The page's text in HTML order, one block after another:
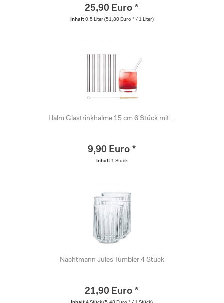
25,90 Euro *
Inhalt 0.5 Liter (51,80 Euro * / 1 Liter)
Halm Glastrinkhalme 15 cm 6 Stück mit...
9,90 Euro *
Inhalt 1 Stück
Nachtmann Jules Tumbler 4 Stück
21,90 Euro *